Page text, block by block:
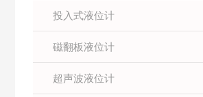
投入式液位计
磁翻板液位计
超声波液位计